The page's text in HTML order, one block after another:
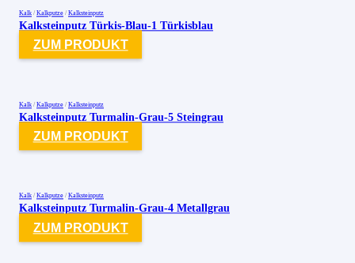
Kalk / Kalkputze / Kalksteinputz
Kalksteinputz Türkis-Blau-1 Türkisblau
ZUM PRODUKT
Kalk / Kalkputze / Kalksteinputz
Kalksteinputz Turmalin-Grau-5 Steingrau
ZUM PRODUKT
Kalk / Kalkputze / Kalksteinputz
Kalksteinputz Turmalin-Grau-4 Metallgrau
ZUM PRODUKT